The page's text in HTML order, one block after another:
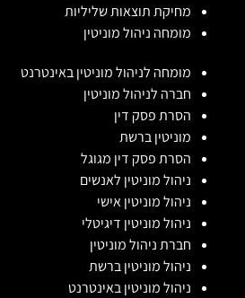
מחיקת תוצאות שליליות
מומחה ניהול מוניטין
מומחה לניהול מוניטין באינטרנט
חברה לניהול מוניטין
הסרת פסק דין
מוניטין ברשת
הסרת פסק דין מגוגל
ניהול מוניטין לאנשים
ניהול מוניטין אישי
ניהול מוניטין דיגיטלי
חברת ניהול מוניטין
ניהול מוניטין ברשת
ניהול מוניטין באינטרנט